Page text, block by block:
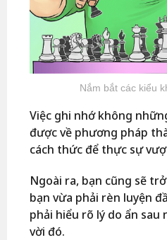
Nắm bắt các kiểu
Việc ghi nhớ không
được về phương pháp
cách thức để thực sự
Ngoài ra, bạn cũng sẽ
bạn vừa phải rèn luyện
phải hiểu rõ lý do ẩn
vời đó.